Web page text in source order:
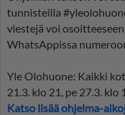
tunnisteilla
viestejä voi osoitteeseen
WhatsAppissa
Yle Olohuone: Kaikki
21.3. klo 21, pe 27.3. klo
Katso lisää ohjelma-